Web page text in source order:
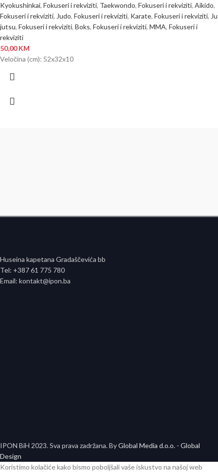
Kyokushinkai, Fokuseri i rekviziti, Taekwondo, Fokuseri i rekviziti, Aikido,
Fokuseri i rekviziti, Judo, Fokuseri i rekviziti, Karate, Fokuseri i rekviziti, Ju
jutsu, Fokuseri i rekviziti, Boks, Fokuseri i rekviziti, MMA, Fokuseri i
rekviziti
50,00KM
Veločina (cm): 52x32x10
Huseina kapetana Gradaščevića bb
Tel: +387 61 775 780
Email: kontakt@ipon.ba
IPON BiH 2023. Sva prava zadržana. ByGlobal Media d.o.o. - Global
Design
Koristimo kolačiće kako bismo poboljšali vaše iskustvo na našoj web